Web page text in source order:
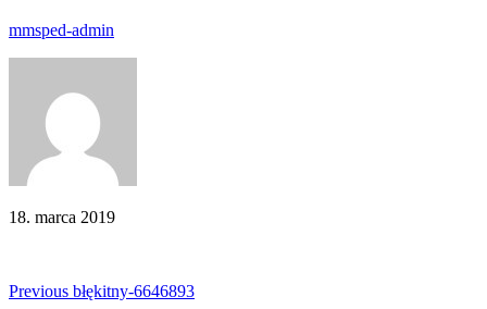
mmsped-admin
18. marca 2019
Previous błękitny-6646893